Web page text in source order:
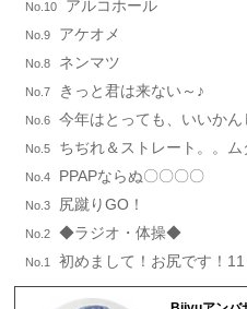
No.10 アルコホール
No.9 アケオメ
No.8 ネンマツ
No.7 きっと君は来ない～♪
No.6 今年はとっても、いいかん
No.5 ちぢれ＆ストレート。。ム
No.4 PPAPならぬ〇〇〇〇
No.3 尻蹴りGO！
No.2 ◆ラジオ・体操◆
No.1 初めまして！お尻です！